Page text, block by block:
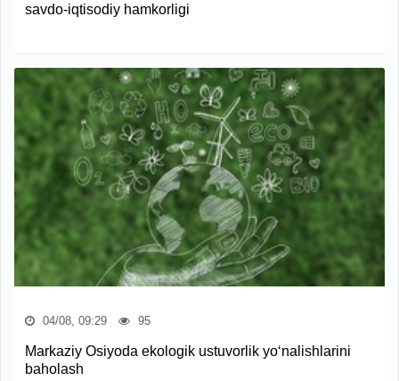
savdo-iqtisodiy hamkorligi
04/08, 09:29 95
Markaziy Osiyoda ekologik ustuvorlik yo‘nalishlarini
baholash